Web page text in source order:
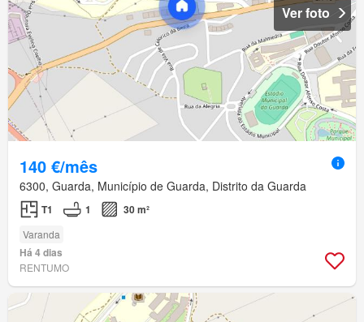
Ver foto
140 €/mês
6300, Guarda, Município de Guarda, Distrito da Guarda
T1 1 30 m²
Varanda
Há 4 dias
RENTUMO